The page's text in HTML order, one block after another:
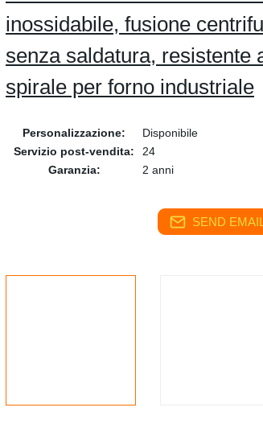
inossidabile, fusione
senza saldatura, resistente
spirale per forno industriale
Personalizzazione:
Disponibile
Servizio post-vendita:
24
Garanzia:
2 anni
SEND